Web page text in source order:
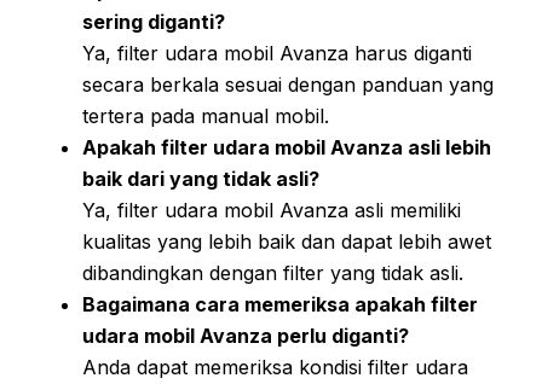
sering diganti?
Ya, filter udara mobil Avanza harus diganti
secara berkala sesuai dengan panduan yang
tertera pada manual mobil.
Apakah filter udara mobil Avanza asli lebih
baik dari yang tidak asli?
Ya, filter udara mobil Avanza asli memiliki
kualitas yang lebih baik dan dapat lebih awet
dibandingkan dengan filter yang tidak asli.
Bagaimana cara memeriksa apakah filter
udara mobil Avanza perlu diganti?
Anda dapat memeriksa kondisi filter udara